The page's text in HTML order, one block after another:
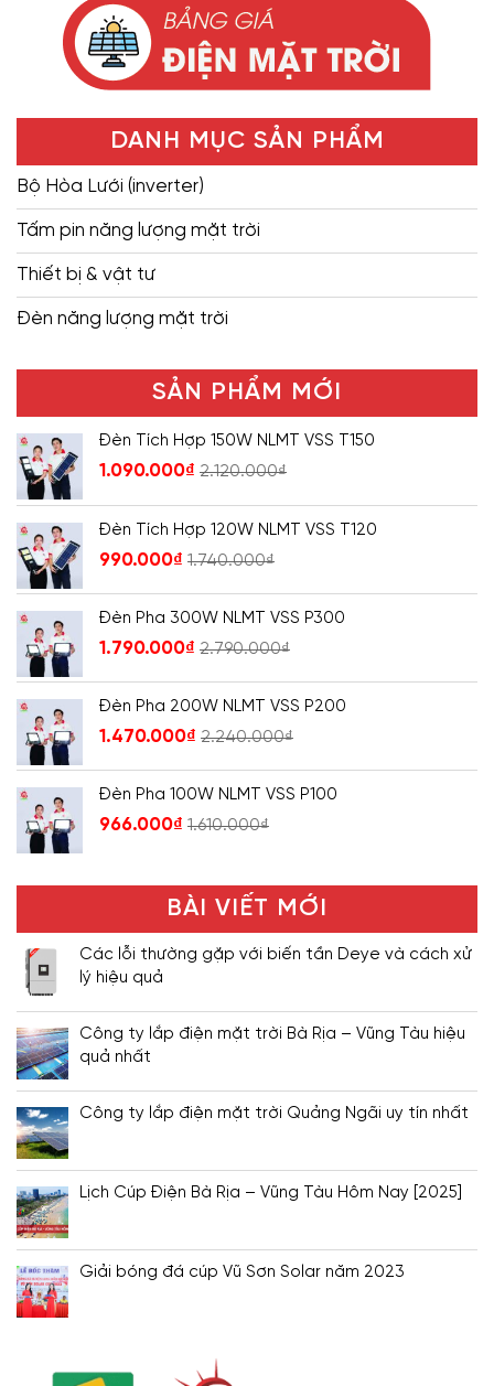
DANH MỤC SẢN PHẨM
Bộ Hòa Lưới (inverter)
Tấm pin năng lượng mặt trời
Thiết bị & vật tư
Đèn năng lượng mặt trời
SẢN PHẨM MỚI
Đèn Tích Hợp 150W NLMT VSS T150
1.090.000₫ 2.120.000₫
Đèn Tích Hợp 120W NLMT VSS T120
990.000₫ 1.740.000₫
Đèn Pha 300W NLMT VSS P300
1.790.000₫ 2.790.000₫
Đèn Pha 200W NLMT VSS P200
1.470.000₫ 2.240.000₫
Đèn Pha 100W NLMT VSS P100
966.000₫ 1.610.000₫
BÀI VIẾT MỚI
Các lỗi thường gặp với biến tần Deye và cách xử
lý hiệu quả
Công ty lắp điện mặt trời Bà Rịa – Vũng Tàu hiệu
quả nhất
Công ty lắp điện mặt trời Quảng Ngãi uy tín nhất
Lịch Cúp Điện Bà Rịa – Vũng Tàu Hôm Nay [2025]
Giải bóng đá cúp Vũ Sơn Solar năm 2023